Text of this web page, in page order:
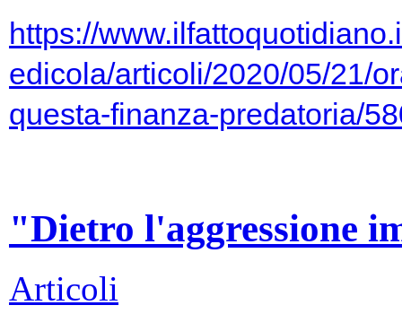
https://
edicola/articoli/2020/05/21/
questa-finanza-predatoria/
"Dietro l'aggressione
Articoli